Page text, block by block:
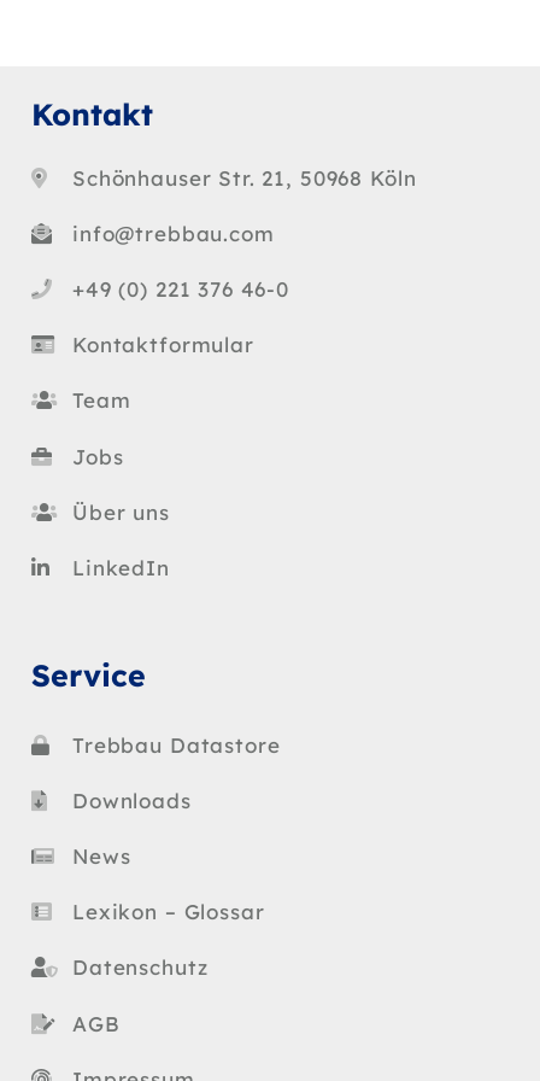
Kontakt
Schönhauser Str. 21, 50968 Köln
info@trebbau.com
+49 (0) 221 376 46-0
Kontaktformular
Team
Jobs
Über uns
LinkedIn
Service
Trebbau Datastore
Downloads
News
Lexikon – Glossar
Datenschutz
AGB